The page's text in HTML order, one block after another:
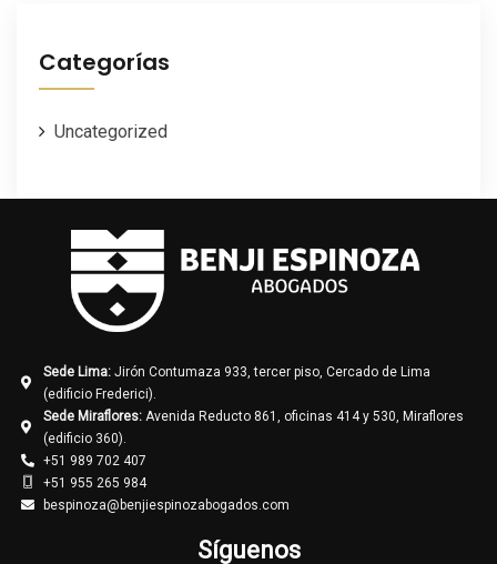
Categorías
Uncategorized
Sede Lima:Jirón Contumaza 933, tercer piso, Cercado de Lima
(edificio Frederici).
Sede Miraflores:Avenida Reducto 861, oficinas 414 y 530, Miraflores
(edificio 360).
+51 989 702 407
+51 955 265 984
bespinoza@benjiespinozabogados.com
Síguenos